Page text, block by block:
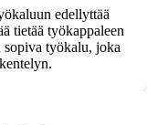
edellyttää
tietää työkappaleen
sopiva työkalu, joka